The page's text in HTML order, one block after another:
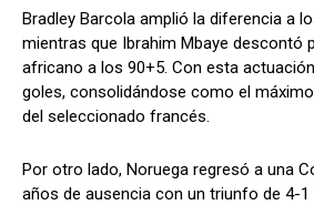
Bradley Barcola amplió la diferencia a
mientras que Ibrahim Mbaye descontó
africano a los 90+5. Con esta
goles, consolidándose como el
del seleccionado francés.
Por otro lado, Noruega regresó a una
años de ausencia con un triunfo de 4-